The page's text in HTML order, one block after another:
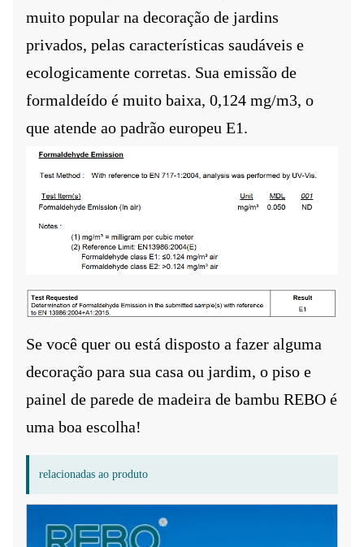
muito popular na decoração de jardins
privados, pelas características saudáveis ​​e
ecologicamente corretas. Sua emissão de
formaldeído é muito baixa, 0,124 mg/m3, o
que atende ao padrão europeu E1.
Se você quer ou está disposto a fazer alguma
decoração para sua casa ou jardim, o piso e
painel de parede de madeira de bambu REBO é
uma boa escolha!
relacionadas ao produto